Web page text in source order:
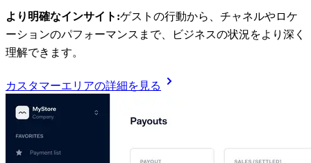
より明確なインサイト:ゲストの行動から、チャネルやロケ
ーションのパフォーマンスまで、ビジネスの状況をより深く
理解できます。
カスタマーエリアの詳細を見る